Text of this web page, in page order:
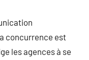
concurrence est
les agences à se